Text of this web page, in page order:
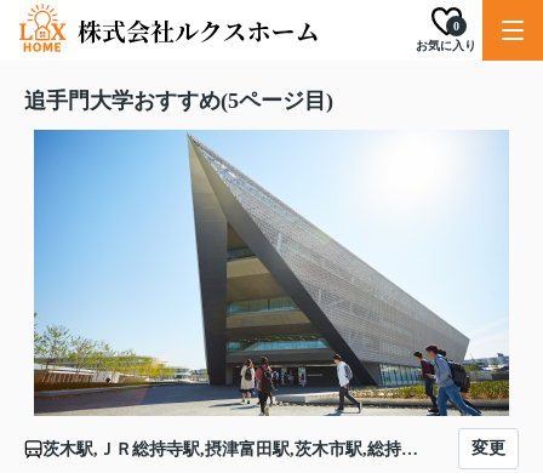
お気に入り
0
追手門大学おすすめ(5ページ目)
茨木駅,ＪＲ総持寺駅,摂津富田駅,茨木市駅,総持寺駅,富田駅 変更